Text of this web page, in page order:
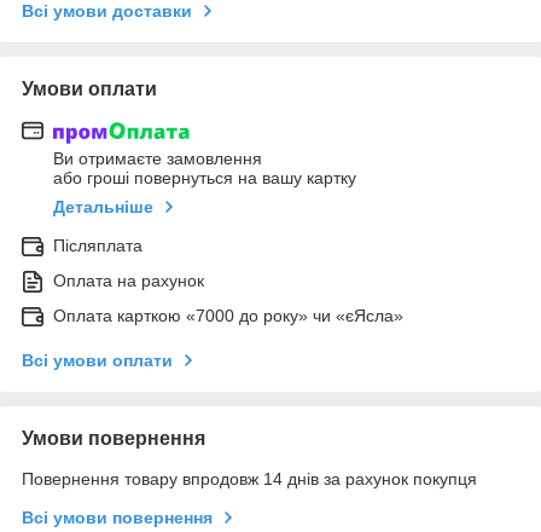
Всі умови доставки
Умови оплати
Ви отримаєте замовлення
або гроші повернуться на вашу картку
Детальніше
Післяплата
Оплата на рахунок
Оплата карткою «7000 до року» чи «єЯсла»
Всі умови оплати
Умови повернення
Повернення товару впродовж 14 днів за рахунок покупця
Всі умови повернення